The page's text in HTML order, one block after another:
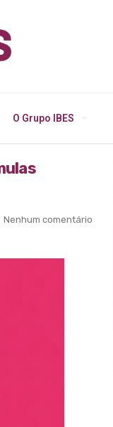
O Grupo IBES
Nenhum comentário